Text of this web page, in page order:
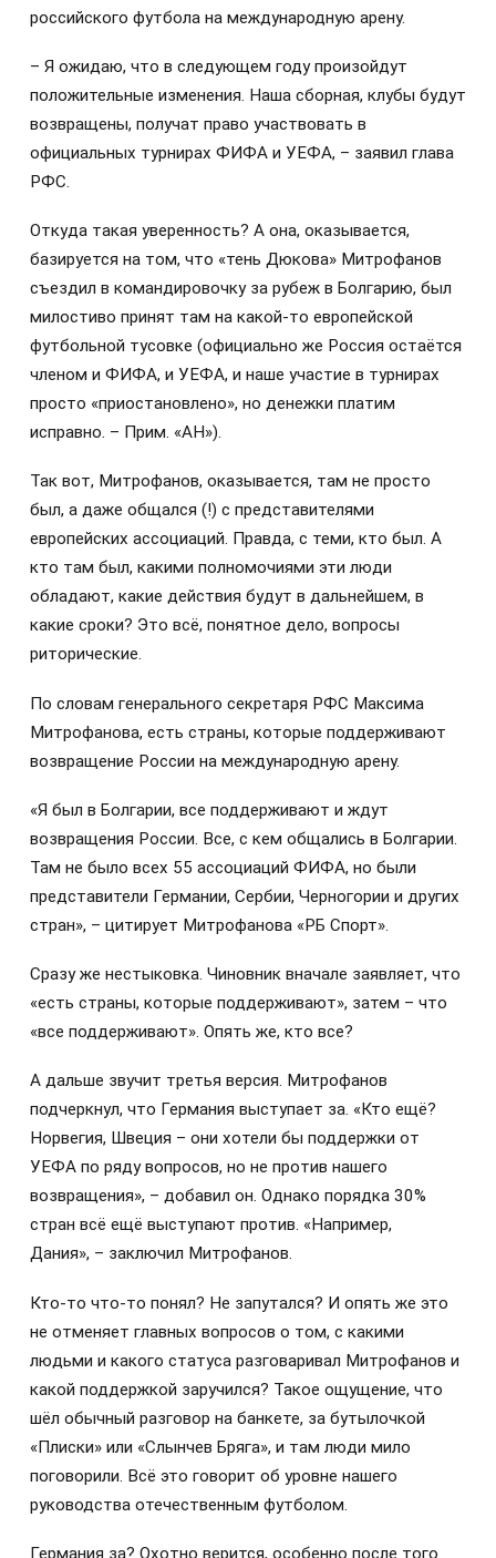
российского футбола на международную арену.
– Я ожидаю, что в следующем году произойдут
положительные изменения. Наша сборная, клубы будут
возвращены, получат право участвовать в
официальных турнирах ФИФА и УЕФА, – заявил глава
РФС.
Откуда такая уверенность? А она, оказывается,
базируется на том, что «тень Дюкова» Митрофанов
съездил в командировочку за рубеж в Болгарию, был
милостиво принят там на какой-то европейской
футбольной тусовке (официально же Россия остаётся
членом и ФИФА, и УЕФА, и наше участие в турнирах
просто «приостановлено», но денежки платим
исправно. – Прим. «АН»).
Так вот, Митрофанов, оказывается, там не просто
был, а даже общался (!) с представителями
европейских ассоциаций. Правда, с теми, кто был. А
кто там был, какими полномочиями эти люди
обладают, какие действия будут в дальнейшем, в
какие сроки? Это всё, понятное дело, вопросы
риторические.
По словам генерального секретаря РФС Максима
Митрофанова, есть страны, которые поддерживают
возвращение России на международную арену.
«Я был в Болгарии, все поддерживают и ждут
возвращения России. Все, с кем общались в Болгарии.
Там не было всех 55 ассоциаций ФИФА, но были
представители Германии, Сербии, Черногории и других
стран», – цитирует Митрофанова «РБ Спорт».
Сразу же нестыковка. Чиновник вначале заявляет, что
«есть страны, которые поддерживают», затем – что
«все поддерживают». Опять же, кто все?
А дальше звучит третья версия. Митрофанов
подчеркнул, что Германия выступает за. «Кто ещё?
Норвегия, Швеция – они хотели бы поддержки от
УЕФА по ряду вопросов, но не против нашего
возвращения», – добавил он. Однако порядка 30%
стран всё ещё выступают против. «Например,
Дания», – заключил Митрофанов.
Кто-то что-то понял? Не запутался? И опять же это
не отменяет главных вопросов о том, с какими
людьми и какого статуса разговаривал Митрофанов и
какой поддержкой заручился? Такое ощущение, что
шёл обычный разговор на банкете, за бутылочкой
«Плиски» или «Слынчев Бряга», и там люди мило
поговорили. Всё это говорит об уровне нашего
руководства отечественным футболом.
Германия за? Охотно верится, особенно после того